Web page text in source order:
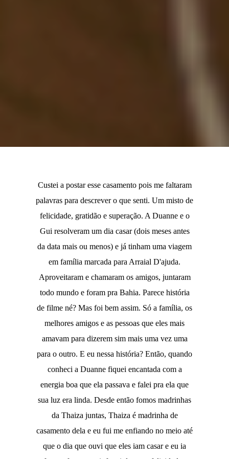
Custei a postar esse casamento pois me faltaram
palavras para descrever o que senti. Um misto de
felicidade, gratidão e superação. A Duanne e o
Gui resolveram um dia casar (dois meses antes
da data mais ou menos) e já tinham uma viagem
em família marcada para Arraial D'ajuda.
Aproveitaram e chamaram os amigos, juntaram
todo mundo e foram pra Bahia. Parece história
de filme né? Mas foi bem assim. Só a família, os
melhores amigos e as pessoas que eles mais
amavam para dizerem sim mais uma vez uma
para o outro. E eu nessa história? Então, quando
conheci a Duanne fiquei encantada com a
energia boa que ela passava e falei pra ela que
sua luz era linda. Desde então fomos madrinhas
da Thaiza juntas, Thaiza é madrinha de
casamento dela e eu fui me enfiando no meio até
que o dia que ouvi que eles iam casar e eu ia